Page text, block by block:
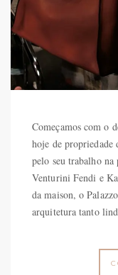
Começamos com o
hoje de
pelo seu trabalho
Venturini Fendi e
da maison, o
arquitetura tanto